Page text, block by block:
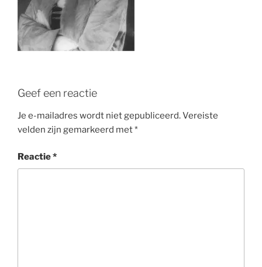
Geef een reactie
Je e-mailadres wordt niet gepubliceerd.Vereiste
velden zijn gemarkeerd met*
Reactie*